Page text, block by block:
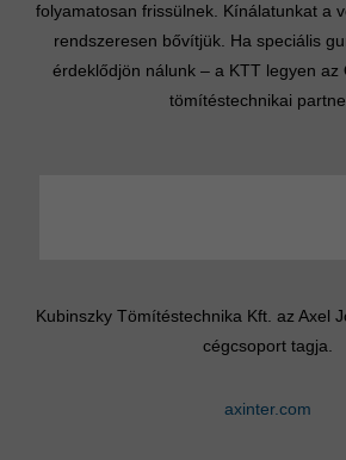
folyamatosan frissülnek. Kínálatunkat a
rendszeresen bővítjük. Ha speciális
érdeklődjön nálunk – a KTT legyen az
tömítéstechnikai
Kubinszky Tömítéstechnika Kft. az Axel
cégcsoport tagja.
axinter.com